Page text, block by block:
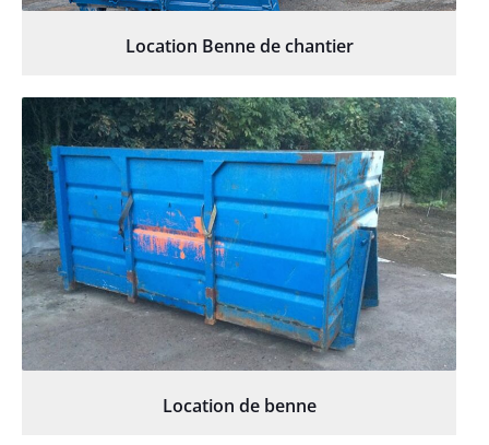
Location Benne de chantier
Location de benne